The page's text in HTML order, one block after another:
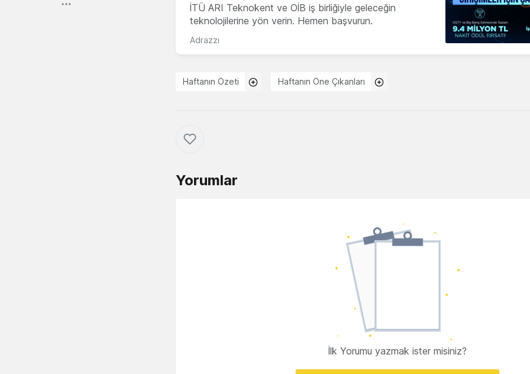
İTÜ ARI Teknokent ve OİB iş birliğiyle geleceğin
teknolojilerine yön verin. Hemen başvurun.
Adrazzi
Haftanın Özeti Haftanın Öne Çıkanları
Yorumlar
İlk Yorumu yazmak ister misiniz?